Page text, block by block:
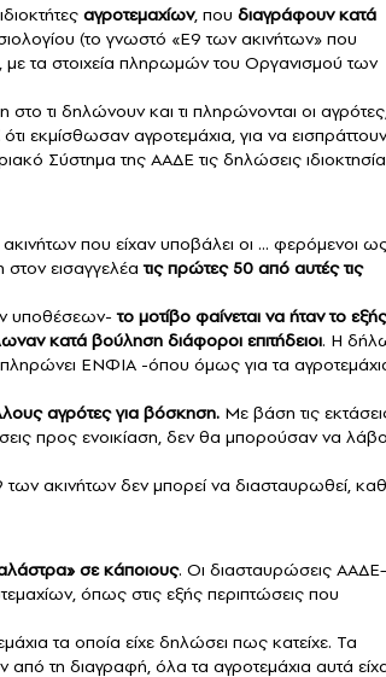
αγροτεμαχίων, που διαγράφουν κατά
(το γνωστό «Ε9 των ακινήτων» που
, με τα στοιχεία πληρωμών του Οργανισμού των
τι δηλώνουν και τι πληρώνονται οι
ότι εκμίσθωσαν αγροτεμάχια, για να εισπράττουν
Σύστημα της ΑΑΔΕ τις δηλώσεις
που είχαν υποβάλει οι … φερόμενοι
στον εισαγγελέατις πρώτες 50 από αυτές τις
υποθέσεων- το μοτίβο φαίνεται να ήταν το
κατά βούληση διάφοροι επιτήδειοι. Η
ΕΝΦΙΑ -όπου όμως για τα
αγρότες για βόσκηση. Με βάση τις
προς ενοικίαση, δεν θα μπορούσαν να
ακινήτων δεν μπορεί να διασταυρωθεί,
σε κάποιους. Οι διασταυρώσεις
όπως στις εξής περιπτώσεις που
τα οποία είχε δηλώσει πως κατείχε. Τα
από τη διαγραφή, όλα τα αγροτεμάχια αυτά